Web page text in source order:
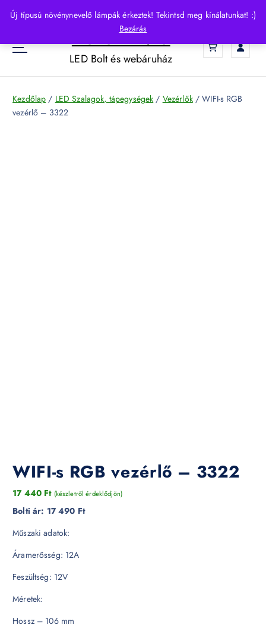
Új típusú növénynevelő lámpák érkeztek! Tekintsd meg kínálatunkat! :)
Bezárás
p
o
HelloLED.hu
LED Bolt és webáruház
Kezdőlap / LED Szalagok, tápegységek / Vezérlők/ WIFI-s RGB
vezérlő – 3322
WIFI-s RGB vezérlő – 3322
17 440 Ft (készletről érdeklődjön)
Bolti ár: 17 490 Ft
Műszaki adatok:
Áramerősség: 12A
Feszültség: 12V
Méretek:
Hossz – 106 mm